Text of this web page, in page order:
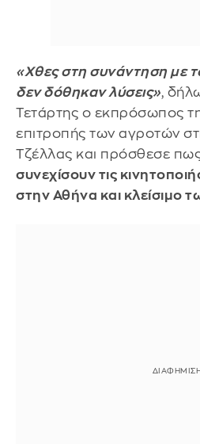
«Χθες στη συνάντηση με
δεν δόθηκαν λύσεις»,
Τετάρτης ο εκπρόσωπος
επιτροπής των αγροτών
Τζέλλας και πρόσθεσε
συνεχίσουν τις
στην Αθήνα και κλείσιμο